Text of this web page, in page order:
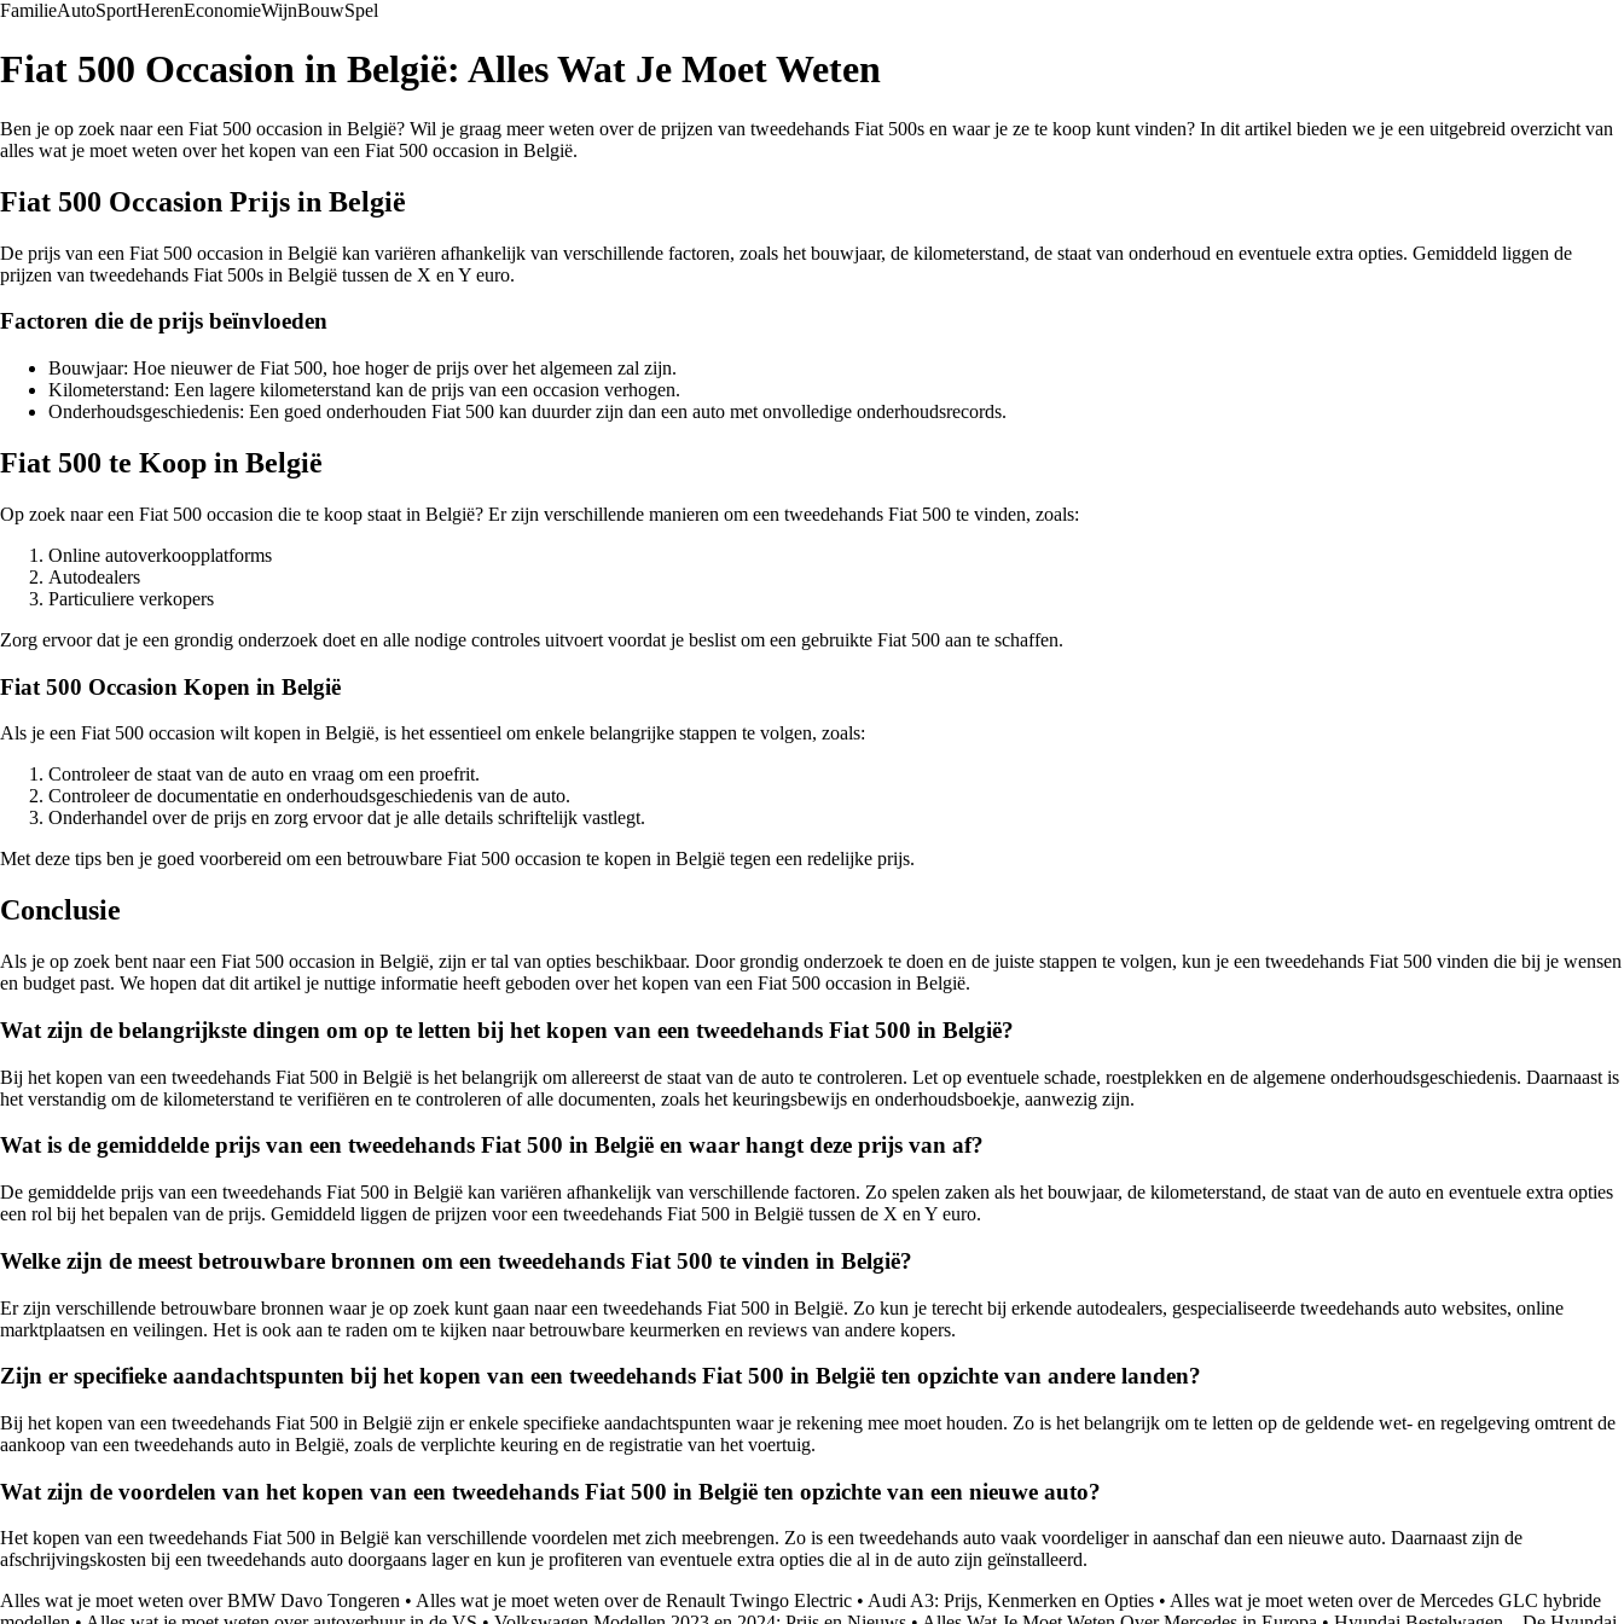
FamilieAutoSportHerenEconomieWijnBouwSpel
Fiat 500 Occasion in België: Alles Wat Je Moet Weten
Ben je op zoek naar een Fiat 500 occasion in België? Wil je graag meer weten over de prijzen van tweedehands Fiat 500s en waar je ze te koop kunt vinden? In dit artikel bieden we je een uitgebreid overzicht van
alles wat je moet weten over het kopen van een Fiat 500 occasion in België.
Fiat 500 Occasion Prijs in België
De prijs van een Fiat 500 occasion in België kan variëren afhankelijk van verschillende factoren, zoals het bouwjaar, de kilometerstand, de staat van onderhoud en eventuele extra opties. Gemiddeld liggen de
prijzen van tweedehands Fiat 500s in België tussen de X en Y euro.
Factoren die de prijs beïnvloeden
Bouwjaar: Hoe nieuwer de Fiat 500, hoe hoger de prijs over het algemeen zal zijn.
Kilometerstand: Een lagere kilometerstand kan de prijs van een occasion verhogen.
Onderhoudsgeschiedenis: Een goed onderhouden Fiat 500 kan duurder zijn dan een auto met onvolledige onderhoudsrecords.
Fiat 500 te Koop in België
Op zoek naar een Fiat 500 occasion die te koop staat in België? Er zijn verschillende manieren om een tweedehands Fiat 500 te vinden, zoals:
Online autoverkoopplatforms
Autodealers
Particuliere verkopers
Zorg ervoor dat je een grondig onderzoek doet en alle nodige controles uitvoert voordat je beslist om een gebruikte Fiat 500 aan te schaffen.
Fiat 500 Occasion Kopen in België
Als je een Fiat 500 occasion wilt kopen in België, is het essentieel om enkele belangrijke stappen te volgen, zoals:
Controleer de staat van de auto en vraag om een proefrit.
Controleer de documentatie en onderhoudsgeschiedenis van de auto.
Onderhandel over de prijs en zorg ervoor dat je alle details schriftelijk vastlegt.
Met deze tips ben je goed voorbereid om een betrouwbare Fiat 500 occasion te kopen in België tegen een redelijke prijs.
Conclusie
Als je op zoek bent naar een Fiat 500 occasion in België, zijn er tal van opties beschikbaar. Door grondig onderzoek te doen en de juiste stappen te volgen, kun je een tweedehands Fiat 500 vinden die bij je wensen
en budget past. We hopen dat dit artikel je nuttige informatie heeft geboden over het kopen van een Fiat 500 occasion in België.
Wat zijn de belangrijkste dingen om op te letten bij het kopen van een tweedehands Fiat 500 in België?
Bij het kopen van een tweedehands Fiat 500 in België is het belangrijk om allereerst de staat van de auto te controleren. Let op eventuele schade, roestplekken en de algemene onderhoudsgeschiedenis. Daarnaast is
het verstandig om de kilometerstand te verifiëren en te controleren of alle documenten, zoals het keuringsbewijs en onderhoudsboekje, aanwezig zijn.
Wat is de gemiddelde prijs van een tweedehands Fiat 500 in België en waar hangt deze prijs van af?
De gemiddelde prijs van een tweedehands Fiat 500 in België kan variëren afhankelijk van verschillende factoren. Zo spelen zaken als het bouwjaar, de kilometerstand, de staat van de auto en eventuele extra opties
een rol bij het bepalen van de prijs. Gemiddeld liggen de prijzen voor een tweedehands Fiat 500 in België tussen de X en Y euro.
Welke zijn de meest betrouwbare bronnen om een tweedehands Fiat 500 te vinden in België?
Er zijn verschillende betrouwbare bronnen waar je op zoek kunt gaan naar een tweedehands Fiat 500 in België. Zo kun je terecht bij erkende autodealers, gespecialiseerde tweedehands auto websites, online
marktplaatsen en veilingen. Het is ook aan te raden om te kijken naar betrouwbare keurmerken en reviews van andere kopers.
Zijn er specifieke aandachtspunten bij het kopen van een tweedehands Fiat 500 in België ten opzichte van andere landen?
Bij het kopen van een tweedehands Fiat 500 in België zijn er enkele specifieke aandachtspunten waar je rekening mee moet houden. Zo is het belangrijk om te letten op de geldende wet- en regelgeving omtrent de
aankoop van een tweedehands auto in België, zoals de verplichte keuring en de registratie van het voertuig.
Wat zijn de voordelen van het kopen van een tweedehands Fiat 500 in België ten opzichte van een nieuwe auto?
Het kopen van een tweedehands Fiat 500 in België kan verschillende voordelen met zich meebrengen. Zo is een tweedehands auto vaak voordeliger in aanschaf dan een nieuwe auto. Daarnaast zijn de
afschrijvingskosten bij een tweedehands auto doorgaans lager en kun je profiteren van eventuele extra opties die al in de auto zijn geïnstalleerd.
Alles wat je moet weten over BMW Davo Tongeren • Alles wat je moet weten over de Renault Twingo Electric • Audi A3: Prijs, Kenmerken en Opties • Alles wat je moet weten over de Mercedes GLC hybride